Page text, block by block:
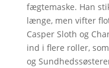
fægtemaske. Han
længe, men vifter
Casper Sloth og
ind i flere roller,
og